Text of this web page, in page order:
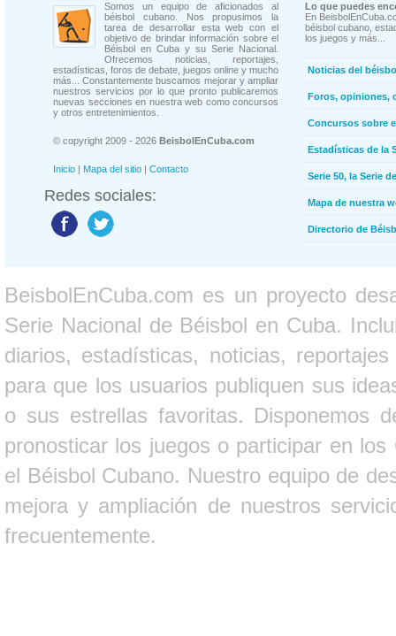
Somos un equipo de aficionados al
béisbol cubano. Nos propusimos la
tarea de desarrollar esta web con el
objetivo de brindar información sobre el
Béisbol en Cuba y su Serie Nacional.
Ofrecemos noticias, reportajes,
estadísticas, foros de debate, juegos online y mucho
más... Constantemente buscamos mejorar y ampliar
nuestros servicios por lo que pronto publicaremos
nuevas secciones en nuestra web como concursos
y otros entretenimientos.
© copyright 2009 - 2026 BeisbolEnCuba.com
Inicio | Mapa del sitio | Contacto
Redes sociales:
Lo que puedes
En
béisbol cubano,
los juegos y más...
Noticias del
Foros, opiniones,
Concursos sobre
Estadísticas de la
Serie 50, la Serie
Mapa de nuestra
Directorio de
BeisbolEnCuba.com es un proyecto
Serie Nacional de Béisbol en Cuba.
diarios, estadísticas, noticias,
para que los usuarios publiquen sus
o sus estrellas favoritas. Disponemos
pronosticar los juegos o participar en
el Béisbol Cubano. Nuestro equipo de
mejora y ampliación de nuestros
frecuentemente.